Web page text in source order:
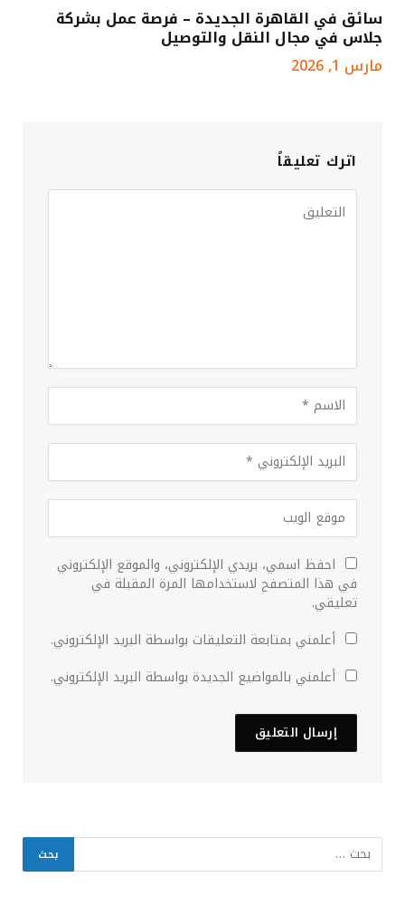
سائق في القاهرة الجديدة – فرصة عمل بشركة
جلاس في مجال النقل والتوصيل
مارس 1, 2026
اترك تعليقاً
احفظ اسمي، بريدي الإلكتروني، والموقع الإلكتروني
في هذا المتصفح لاستخدامها المرة المقبلة في
تعليقي.
أعلمني بمتابعة التعليقات بواسطة البريد الإلكتروني.
أعلمني بالمواضيع الجديدة بواسطة البريد الإلكتروني.